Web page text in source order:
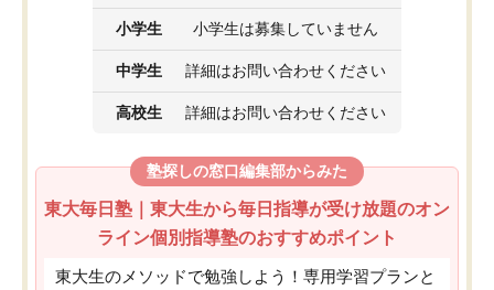
小学生 小学生は募集していません
中学生 詳細はお問い合わせください
高校生 詳細はお問い合わせください
塾探しの窓口編集部からみた
東大毎日塾｜東大生から毎日指導が受け放題のオン
ライン個別指導塾のおすすめポイント
東大生のメソッドで勉強しよう！専用学習プランと